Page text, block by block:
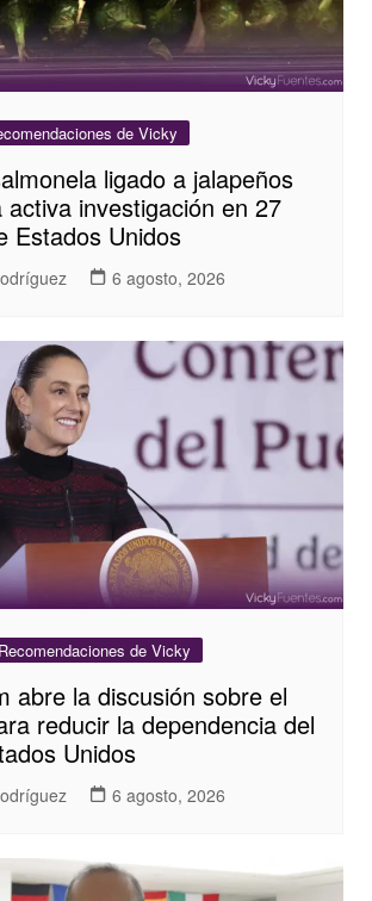
de Vicky
ligado a jalapeños
activa investigación en 27
Estados Unidos
6 agosto, 2026
Recomendaciones de Vicky
abre la discusión sobre el
reducir la dependencia del
Unidos
6 agosto, 2026